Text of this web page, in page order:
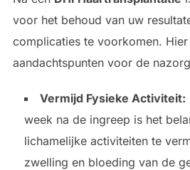
voor het behoud van uw
complicaties te voorkomen.
aandachtspunten voor de
Vermijd Fysieke Activiteit:
week na de ingreep is het
lichamelijke activiteiten te
zwelling en bloeding van de